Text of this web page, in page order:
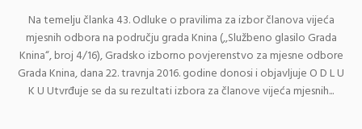
Na temelju članka 43. Odluke o pravilima za izbor članova vijeća
mjesnih odbora na području grada Knina (,,Službeno glasilo Grada
Knina“, broj 4/16), Gradsko izborno povjerenstvo za mjesne odbore
Grada Knina, dana 22. travnja 2016. godine donosi i objavljuje O D L U
K U Utvrđuje se da su rezultati izbora za članove vijeća mjesnih...